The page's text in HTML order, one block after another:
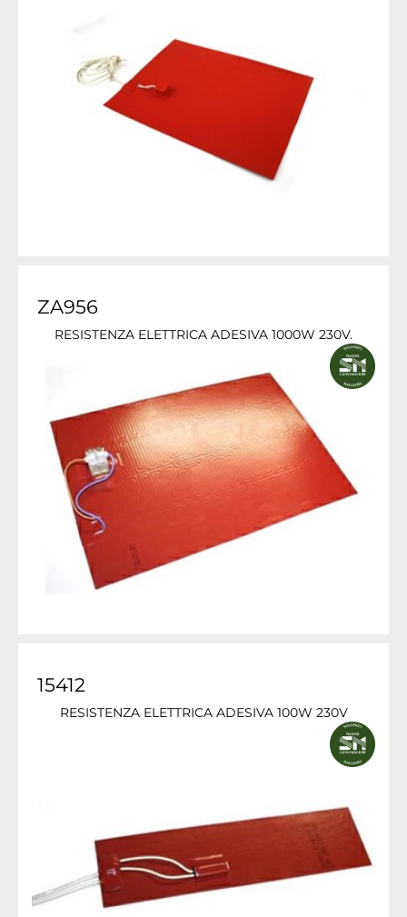
ZA956
RESISTENZA ELETTRICA ADESIVA 1000W 230V.
15412
RESISTENZA ELETTRICA ADESIVA 100W 230V